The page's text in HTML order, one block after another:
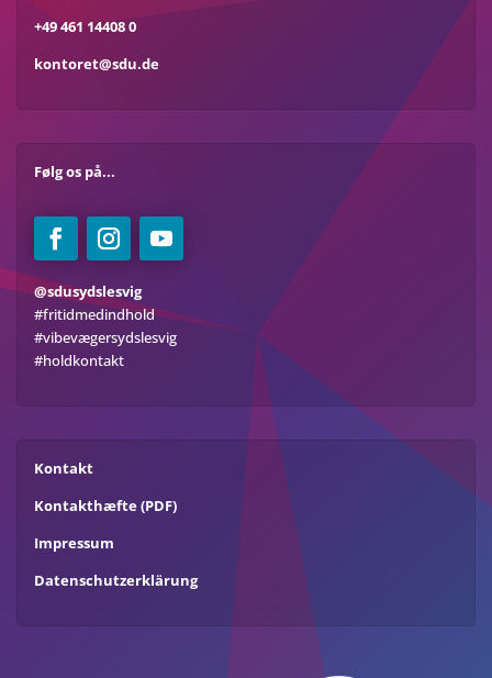
+49 461 14408 0
kontoret@sdu.de
Følg os på...
@sdusydslesvig
#fritidmedindhold
#vibevægersydslesvig
#holdkontakt
Kontakt
Kontakthæfte (PDF)
Impressum
Datenschutzerklärung